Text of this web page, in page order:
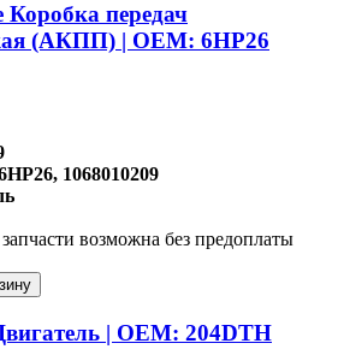
Коробка передач
(АКПП) | OEM: 6HP26
1068010209
возможна без предоплаты
| OEM: 204DTH